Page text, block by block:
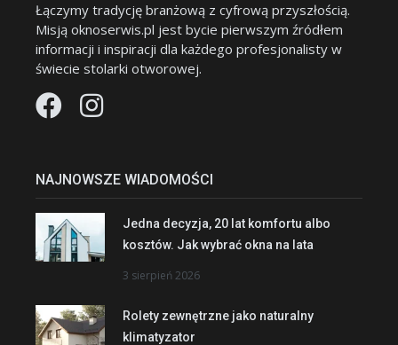
Łączymy tradycję branżową z cyfrową przyszłością.
Misją oknoserwis.pl jest bycie pierwszym źródłem
informacji i inspiracji dla każdego profesjonalisty w
świecie stolarki otworowej.
NAJNOWSZE WIADOMOŚCI
Jedna decyzja, 20 lat komfortu albo
kosztów. Jak wybrać okna na lata
3 sierpień 2026
Rolety zewnętrzne jako naturalny
klimatyzator